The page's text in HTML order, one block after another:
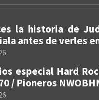
la historia de
antes de verles
especial Hard
/ Pioneros